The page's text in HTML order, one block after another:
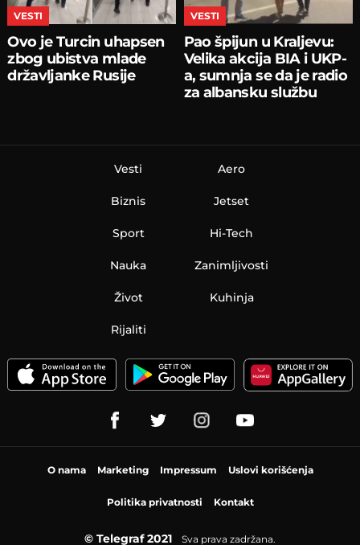
VESTI
Ovo je Turcin uhapsen
zbog ubistva mlade
državljanke Rusije
VESTI
Pao špijun u Kraljevu:
Velika akcija BIA i UKP-
a, sumnja se da je radio
za albansku službu
Vesti
Biznis
Sport
Nauka
Aero
Jetset
Hi-Tech
Zanimljivosti
Život Kuhinja
Rijaliti
O nama Marketing Impressum Uslovi korišćenja
Politika privatnosti Kontakt
© Telegraf 2021 Sva prava zadržana.